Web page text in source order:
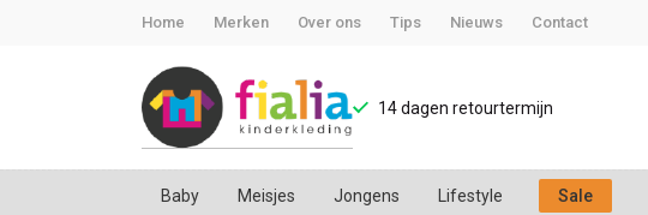
Home Merken Over ons Tips Nieuws Contact
14 dagen retourtermijn
Baby Meisjes Jongens Lifestyle Sale